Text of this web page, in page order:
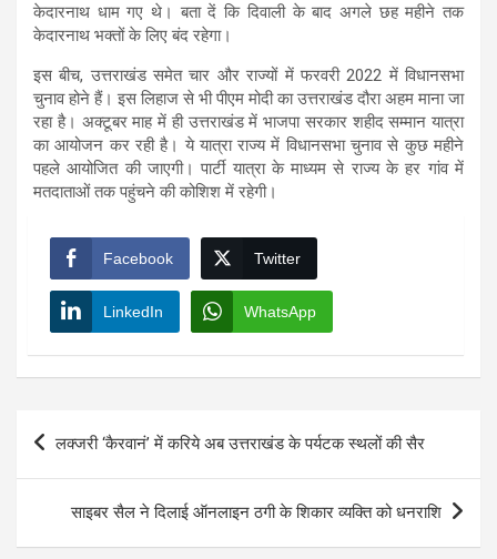
केदारनाथ धाम गए थे। बता दें कि दिवाली के बाद अगले छह महीने तक
केदारनाथ भक्तों के लिए बंद रहेगा।
इस बीच, उत्तराखंड समेत चार और राज्यों में फरवरी 2022 में विधानसभा
चुनाव होने हैं। इस लिहाज से भी पीएम मोदी का उत्तराखंड दौरा अहम माना जा
रहा है। अक्टूबर माह में ही उत्तराखंड में भाजपा सरकार शहीद सम्मान यात्रा
का आयोजन कर रही है। ये यात्रा राज्य में विधानसभा चुनाव से कुछ महीने
पहले आयोजित की जाएगी। पार्टी यात्रा के माध्यम से राज्य के हर गांव में
मतदाताओं तक पहुंचने की कोशिश में रहेगी।
Facebook Twitter
LinkedIn WhatsApp
Post
लक्जरी ‘कैरवानं’ में करिये अब उत्तराखंड के पर्यटक स्थलों की सैर
साइबर सैल ने दिलाई ऑनलाइन ठगी के शिकार व्यक्ति को धनराशि